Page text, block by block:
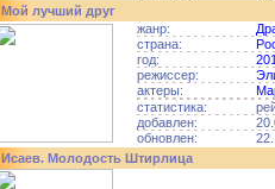
Мой лучший друг
жанр:
страна:
год:
режиссер:
актеры:
статистика:
добавлен:
обновлен:
Исаев. Молодость Штирлица